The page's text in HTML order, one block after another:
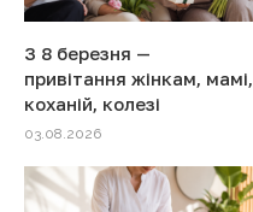
З 8 березня —
привітання жінкам, мамі,
коханій, колезі
03.08.2026